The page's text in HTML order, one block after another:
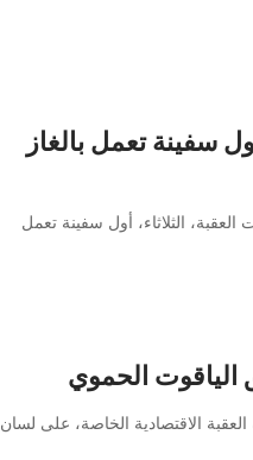
سفينة تعمل بالغاز
الثلاثاء، أول سفينة تعمل
الياقوت الحموي
الاقتصادية الخاصة، على لسان